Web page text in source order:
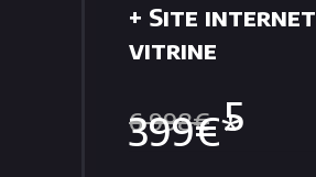
+ Site internet
vitrine
6 998€ 5
399€*